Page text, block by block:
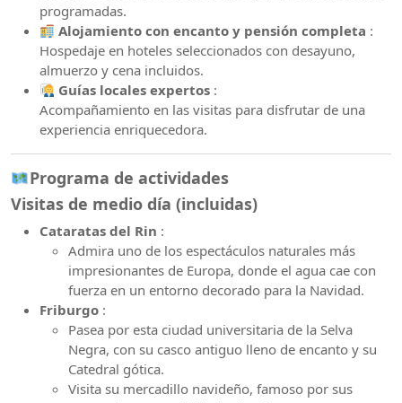
programadas.
Alojamiento con encanto y pensión completa :
Hospedaje en hoteles seleccionados con desayuno,
almuerzo y cena incluidos.
Guías locales expertos :
Acompañamiento en las visitas para disfrutar de una
experiencia enriquecedora.
Programa de actividades
Visitas de medio día (incluidas)
Cataratas del Rin :
Admira uno de los espectáculos naturales más
impresionantes de Europa, donde el agua cae con
fuerza en un entorno decorado para la Navidad.
Friburgo :
Pasea por esta ciudad universitaria de la Selva
Negra, con su casco antiguo lleno de encanto y su
Catedral gótica.
Visita su mercadillo navideño, famoso por sus